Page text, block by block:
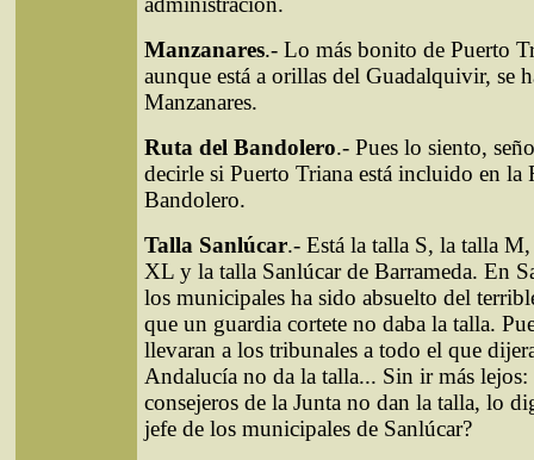
Manzanares.- Lo más bonito de Puerto
aunque está a orillas del Guadalquivir, se
Manzanares.
Ruta del Bandolero.- Pues lo siento,
decirle si Puerto Triana está incluido en la
Bandolero.
Talla Sanlúcar.- Está la talla S, la talla
XL y la talla Sanlúcar de Barrameda. En
los municipales ha sido absuelto del
que un guardia cortete no daba la talla.
llevaran a los tribunales a todo el que
Andalucía no da la talla... Sin ir más lejos:
consejeros de la Junta no dan la talla, lo
jefe de los municipales de Sanlúcar?